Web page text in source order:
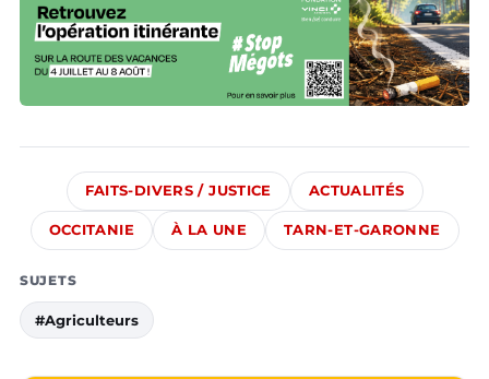
FAITS-DIVERS / JUSTICE ACTUALITÉS
OCCITANIE À LA UNE TARN-ET-GARONNE
SUJETS
#Agriculteurs